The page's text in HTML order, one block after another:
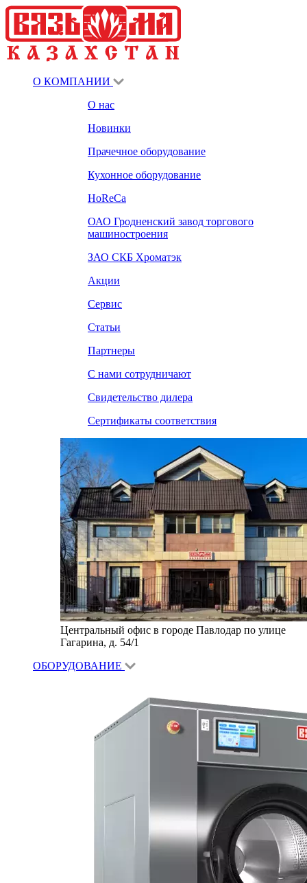
О КОМПАНИИ
О нас
Новинки
Прачечное оборудование
Кухонное оборудование
HoReCa
ОАО Гродненский завод торгового
машиностроения
ЗАО СКБ Хроматэк
Акции
Сервис
Статьи
Партнеры
С нами сотрудничают
Свидетельство дилера
Сертификаты соответствия
Центральный офис в городе Павлодар по улице
Гагарина, д. 54/1
ОБОРУДОВАНИЕ